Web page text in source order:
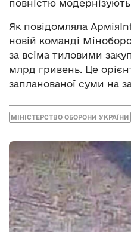
повністю
Як повідомляла
новій команді
за всіма тиловими
млрд гривень. Це
запланованої суми на
МІНІСТЕРСТВО ОБОРОНИ УКРАЇНИ